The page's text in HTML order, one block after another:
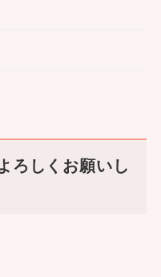
ろしくお願いし